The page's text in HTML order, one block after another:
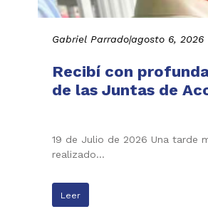
Gabriel Parrado|agosto 6, 2026
Recibí con
de las Juntas de
19 de Julio de 2026 Una tarde
realizado…
Leer